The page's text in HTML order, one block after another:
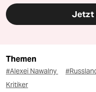
Jetzt
Themen
#Alexei Nawalny
Kritiker